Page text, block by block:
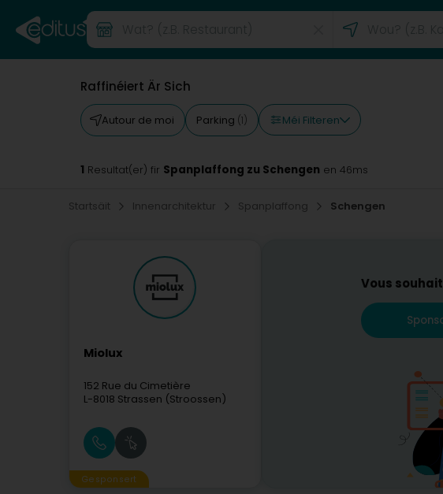
Raffinéiert Är Sich
Autour de moi Parking (1) Méi Filteren
1 Resultat(er) fir Spanplaffong zu Schengen en 46ms
Startsäit Innenarchitektur Spanplaffong Schengen
Miolux
152 Rue du Cimetière
L-8018 Strassen (Stroossen)
Gesponsert
Vous